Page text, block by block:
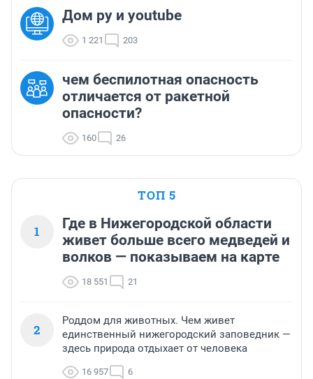
Дом ру и youtube
1 221 203
чем беспилотная опасность
отличается от ракетной
опасности?
160 26
ТОП 5
1
Где в Нижегородской области
живет больше всего медведей и
волков — показываем на карте
18 551 21
2
Роддом для животных. Чем живет
единственный нижегородский заповедник —
здесь природа отдыхает от человека
16 957 6